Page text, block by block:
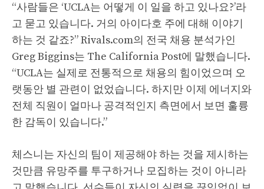
“사람들은 ‘UCLA는 어떻게 이 일을 하고 있나요?’라
고 묻고 있습니다. 거의 아이다호 주에 대해 이야기
하는 것 같죠?” Rivals.com의 전국 채용 분석가인
Greg Biggins는 The California Post에 말했습니다.
“UCLA는 실제로 전통적으로 채용의 힘이었으며 오
랫동안 별 관련이 없었습니다. 하지만 이제 에너지와
전체 직원이 얼마나 공격적인지 측면에서 보면 훌륭
한 감독이 있습니다.”
체스니는 자신의 팀이 제공해야 하는 것을 제시하는
것만큼 유망주를 투구하거나 모집하는 것이 아니라